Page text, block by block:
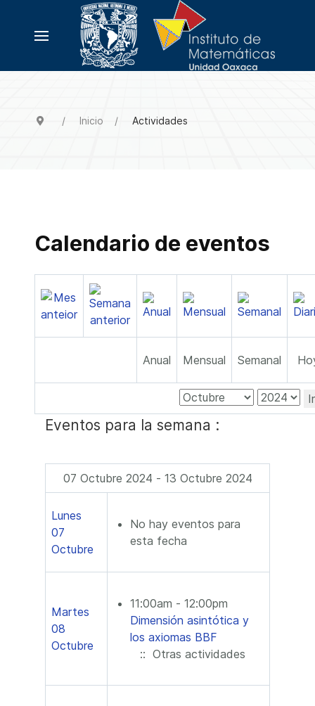
Inicio Actividades
Calendario de eventos
Anual Mensual Semanal
Eventos para la semana :
07 Octubre 2024 - 13 Octubre 2024
Lunes
07
Octubre
No hay eventos para
esta fecha
Martes
08
Octubre
11:00am - 12:00pm
Dimensión asintótica y
los axiomas BBF
:: Otras actividades